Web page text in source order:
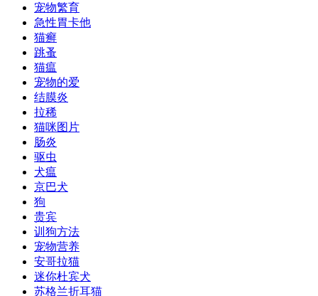
宠物繁育
急性胃卡他
猫癣
跳蚤
猫瘟
宠物的爱
结膜炎
拉稀
猫咪图片
肠炎
驱虫
犬瘟
京巴犬
狗
贵宾
训狗方法
宠物营养
安哥拉猫
迷你杜宾犬
苏格兰折耳猫